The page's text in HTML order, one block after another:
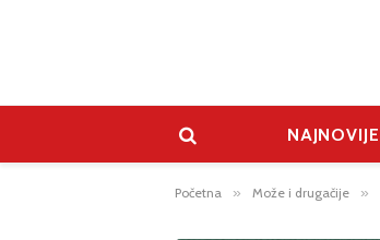
NAJNOVIJE
Početna » Može i drugačije »